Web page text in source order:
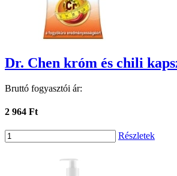
Dr. Chen króm és chili
Bruttó fogyasztói ár:
2 964 Ft
Részletek